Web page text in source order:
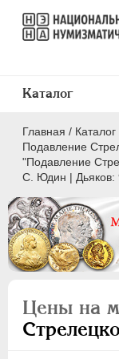
Главная /
Подавление
"Подавление
С. Юдин | Дьяков:
Цены на
Каталог
ВСЕ
ПEТР I 1699-
A
N